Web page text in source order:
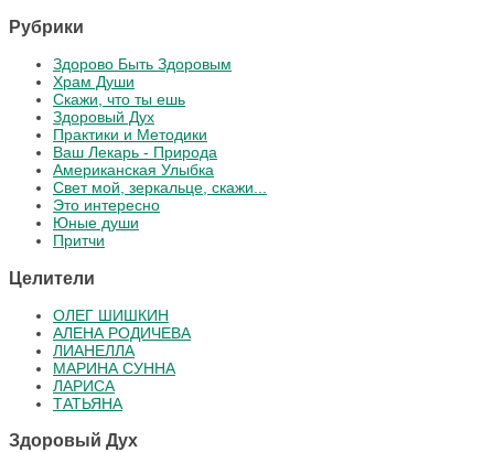
Рубрики
Здорово Быть Здоровым
Храм Души
Скажи, что ты ешь
Здоровый Дух
Практики и Методики
Ваш Лекарь - Природа
Американская Улыбка
Свет мой, зеркальце, скажи...
Это интересно
Юные души
Притчи
Целители
ОЛЕГ ШИШКИН
АЛЕНА РОДИЧЕВА
ЛИАНЕЛЛА
МАРИНА СУННА
ЛАРИСА
ТАТЬЯНА
Здоровый Дух